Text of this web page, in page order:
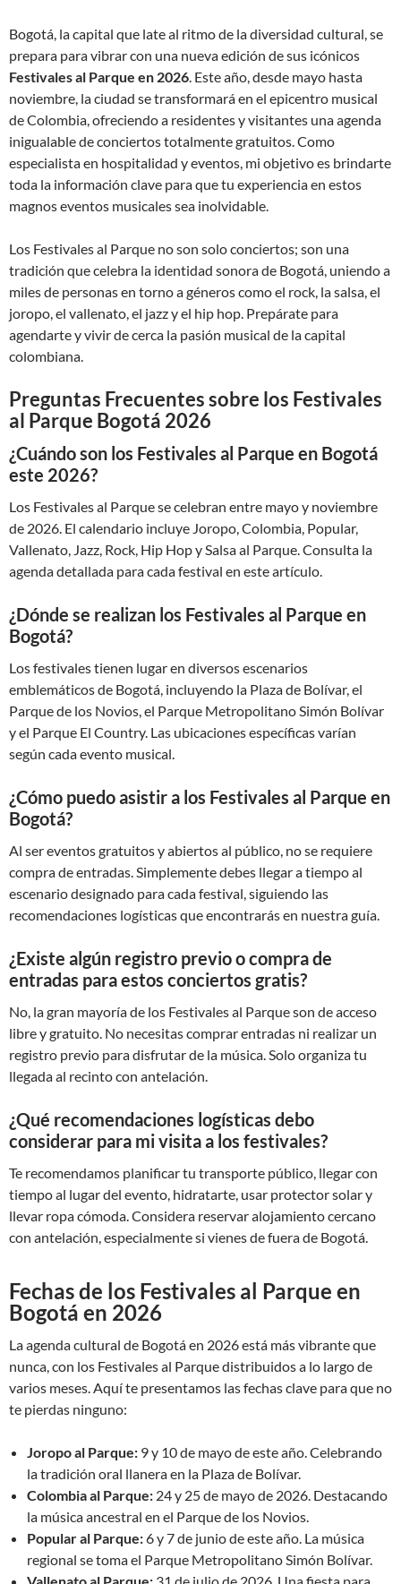
Bogotá, la capital que late al ritmo de la diversidad cultural, se
prepara para vibrar con una nueva edición de sus icónicos
Festivales al Parque en 2026. Este año, desde mayo hasta
noviembre, la ciudad se transformará en el epicentro musical
de Colombia, ofreciendo a residentes y visitantes una agenda
inigualable de conciertos totalmente gratuitos. Como
especialista en hospitalidad y eventos, mi objetivo es brindarte
toda la información clave para que tu experiencia en estos
magnos eventos musicales sea inolvidable.
Los Festivales al Parque no son solo conciertos; son una
tradición que celebra la identidad sonora de Bogotá, uniendo a
miles de personas en torno a géneros como el rock, la salsa, el
joropo, el vallenato, el jazz y el hip hop. Prepárate para
agendarte y vivir de cerca la pasión musical de la capital
colombiana.
Preguntas Frecuentes sobre los Festivales
al Parque Bogotá 2026
¿Cuándo son los Festivales al Parque en Bogotá
este 2026?
Los Festivales al Parque se celebran entre mayo y noviembre
de 2026. El calendario incluye Joropo, Colombia, Popular,
Vallenato, Jazz, Rock, Hip Hop y Salsa al Parque. Consulta la
agenda detallada para cada festival en este artículo.
¿Dónde se realizan los Festivales al Parque en
Bogotá?
Los festivales tienen lugar en diversos escenarios
emblemáticos de Bogotá, incluyendo la Plaza de Bolívar, el
Parque de los Novios, el Parque Metropolitano Simón Bolívar
y el Parque El Country. Las ubicaciones específicas varían
según cada evento musical.
¿Cómo puedo asistir a los Festivales al Parque en
Bogotá?
Al ser eventos gratuitos y abiertos al público, no se requiere
compra de entradas. Simplemente debes llegar a tiempo al
escenario designado para cada festival, siguiendo las
recomendaciones logísticas que encontrarás en nuestra guía.
¿Existe algún registro previo o compra de
entradas para estos conciertos gratis?
No, la gran mayoría de los Festivales al Parque son de acceso
libre y gratuito. No necesitas comprar entradas ni realizar un
registro previo para disfrutar de la música. Solo organiza tu
llegada al recinto con antelación.
¿Qué recomendaciones logísticas debo
considerar para mi visita a los festivales?
Te recomendamos planificar tu transporte público, llegar con
tiempo al lugar del evento, hidratarte, usar protector solar y
llevar ropa cómoda. Considera reservar alojamiento cercano
con antelación, especialmente si vienes de fuera de Bogotá.
Fechas de los Festivales al Parque en
Bogotá en 2026
La agenda cultural de Bogotá en 2026 está más vibrante que
nunca, con los Festivales al Parque distribuidos a lo largo de
varios meses. Aquí te presentamos las fechas clave para que no
te pierdas ninguno:
Joropo al Parque: 9 y 10 de mayo de este año. Celebrando
la tradición oral llanera en la Plaza de Bolívar.
Colombia al Parque: 24 y 25 de mayo de 2026. Destacando
la música ancestral en el Parque de los Novios.
Popular al Parque:6 y 7 de junio de este año. La música
regional se toma el Parque Metropolitano Simón Bolívar.